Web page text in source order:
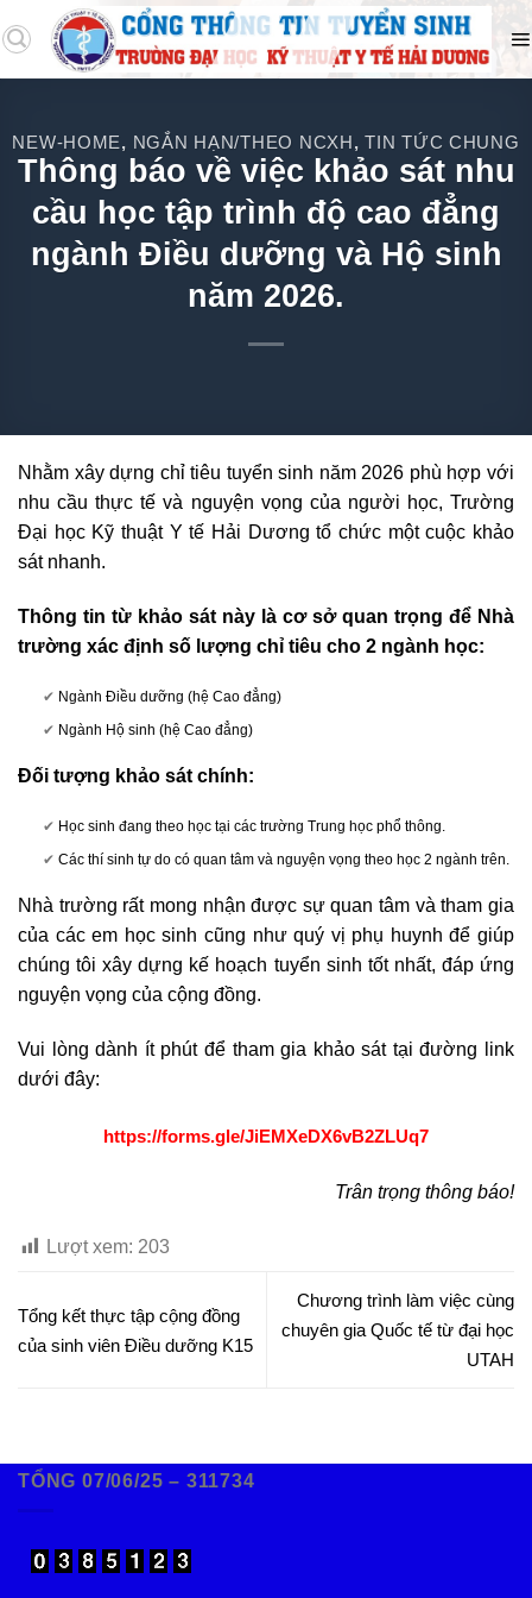
NEW-HOME, NGẮN HẠN/THEO NCXH,TIN TỨC CHUNG
Thông báo về việc khảo sát nhu
cầu học tập trình độ cao đẳng
ngành Điều dưỡng và Hộ sinh
năm 2026.
Nhằm xây dựng chỉ tiêu tuyển sinh năm 2026 phù hợp với
nhu cầu thực tế và nguyện vọng của người học, Trường
Đại học Kỹ thuật Y tế Hải Dương tổ chức một cuộc khảo
sát nhanh.
Thông tin từ khảo sát này là cơ sở quan trọng để Nhà
trường xác định số lượng chỉ tiêu cho 2 ngành học:
Ngành Điều dưỡng (hệ Cao đẳng)
Ngành Hộ sinh (hệ Cao đẳng)
Đối tượng khảo sát chính:
Học sinh đang theo học tại các trường Trung học phổ thông.
Các thí sinh tự do có quan tâm và nguyện vọng theo học 2 ngành trên.
Nhà trường rất mong nhận được sự quan tâm và tham gia
của các em học sinh cũng như quý vị phụ huynh để giúp
chúng tôi xây dựng kế hoạch tuyển sinh tốt nhất, đáp ứng
nguyện vọng của cộng đồng.
Vui lòng dành ít phút để tham gia khảo sát tại đường link
dưới đây:
https://forms.gle/JiEMXeDX6vB2ZLUq7
Trân trọng thông báo!
Lượt xem: 203
Tổng kết thực tập cộng đồng
của sinh viên Điều dưỡng K15
Chương trình làm việc cùng
chuyên gia Quốc tế từ đại học
UTAH
TỔNG 07/06/25 – 311734